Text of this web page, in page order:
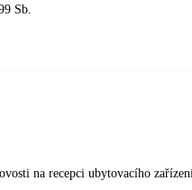
Sb.
na recepci ubytovacího